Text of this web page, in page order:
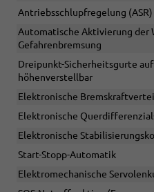
Antriebsschlupfregelung (ASR)
Automatische Aktivierung der
Gefahrenbremsung
Dreipunkt-Sicherheitsgurte
höhenverstellbar
Elektronische
Elektronische
Elektronische
Start-Stopp-Automatik
Elektromechanische